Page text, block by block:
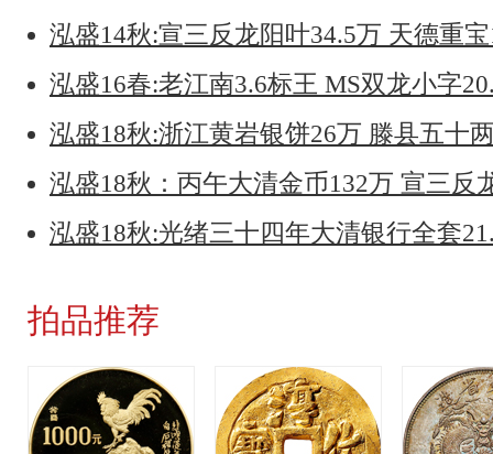
泓盛14秋:宣三反龙阳叶34.5万 天德重
泓盛16春:老江南3.6标王 MS双龙小字
泓盛18秋:浙江黄岩银饼26万 滕县五十
泓盛18秋：丙午大清金币132万 宣三反
泓盛18秋:光绪三十四年大清银行全套
拍品推荐